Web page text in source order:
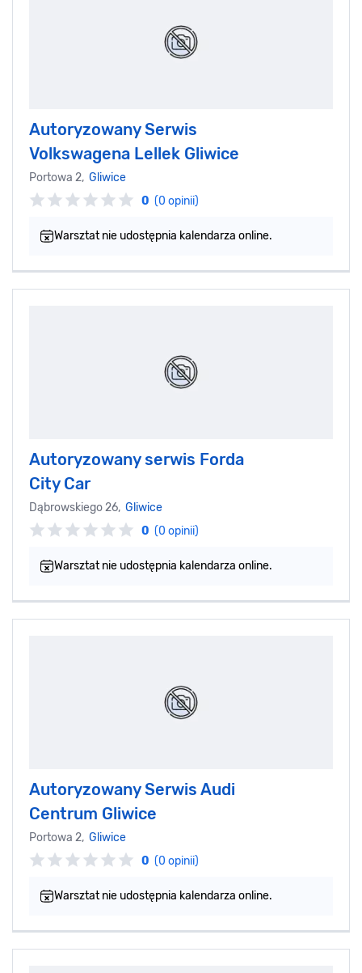
Autoryzowany Serwis
Volkswagena Lellek Gliwice
Portowa 2, Gliwice
0 (0 opinii)
Warsztat nie udostępnia kalendarza online.
Autoryzowany serwis Forda
City Car
Dąbrowskiego 26, Gliwice
0 (0 opinii)
Warsztat nie udostępnia kalendarza online.
Autoryzowany Serwis Audi
Centrum Gliwice
Portowa 2, Gliwice
0 (0 opinii)
Warsztat nie udostępnia kalendarza online.